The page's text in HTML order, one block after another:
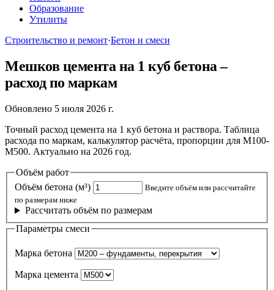
Образование
Утилиты
Строительство и ремонт·Бетон и смеси
Мешков цемента на 1 куб бетона –
расход по маркам
Обновлено 5 июля 2026 г.
Точный расход цемента на 1 куб бетона и раствора. Таблица
расхода по маркам, калькулятор расчёта, пропорции для М100-
М500. Актуально на 2026 год.
Объём работ
Объём бетона (м³)
Введите объём или рассчитайте
по размерам ниже
Рассчитать объём по размерам
Параметры смеси
Марка бетона
Марка цемента